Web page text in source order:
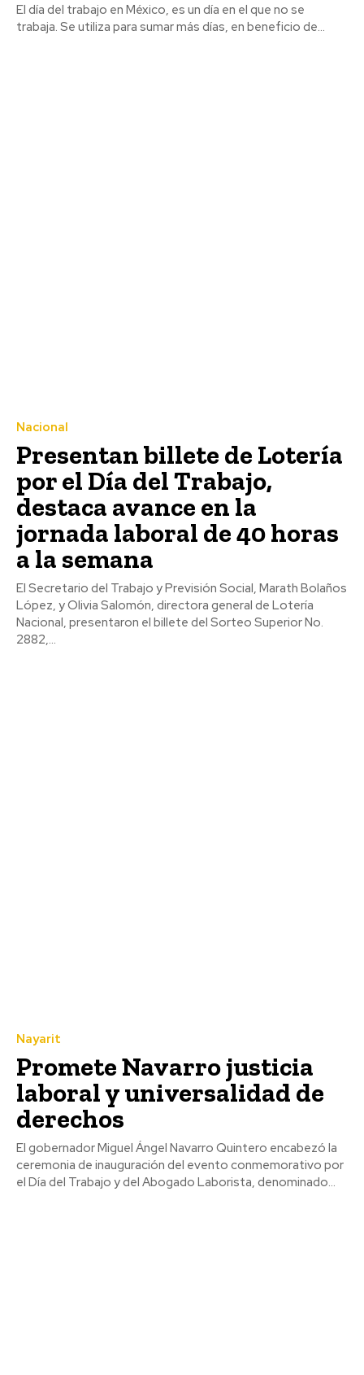
El día del trabajo en México, es un día en el que no se
trabaja. Se utiliza para sumar más días, en beneficio de...
Nacional
Presentan billete de Lotería
por el Día del Trabajo,
destaca avance en la
jornada laboral de 40 horas
a la semana
El Secretario del Trabajo y Previsión Social, Marath Bolaños
López, y Olivia Salomón, directora general de Lotería
Nacional, presentaron el billete del Sorteo Superior No.
2882,...
Nayarit
Promete Navarro justicia
laboral y universalidad de
derechos
El gobernador Miguel Ángel Navarro Quintero encabezó la
ceremonia de inauguración del evento conmemorativo por
el Día del Trabajo y del Abogado Laborista, denominado...